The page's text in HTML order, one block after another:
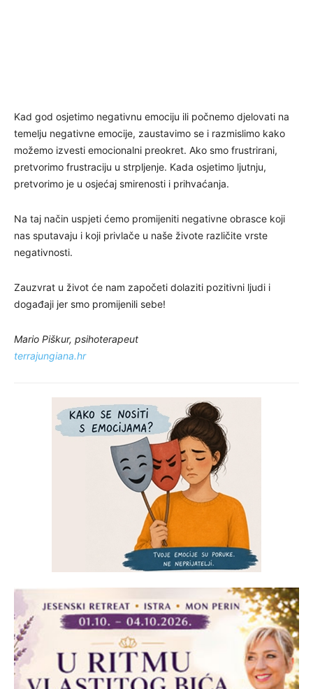
Kad god osjetimo negativnu emociju ili počnemo djelovati na
temelju negativne emocije, zaustavimo se i razmislimo kako
možemo izvesti emocionalni preokret. Ako smo frustrirani,
pretvorimo frustraciju u strpljenje. Kada osjetimo ljutnju,
pretvorimo je u osjećaj smirenosti i prihvaćanja.
Na taj način uspjeti ćemo promijeniti negativne obrasce koji
nas sputavaju i koji privlače u naše živote različite vrste
negativnosti.
Zauzvrat u život će nam započeti dolaziti pozitivni ljudi i
događaji jer smo promijenili sebe!
Mario Piškur, psihoterapeut
terrajungiana.hr